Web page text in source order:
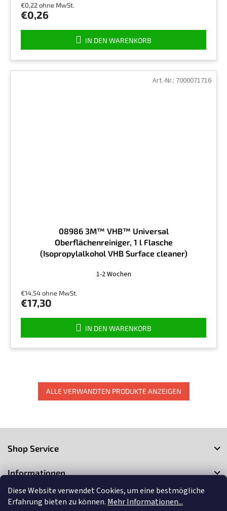
Diese Website verwendet Cookies, um eine bestmögliche
Erfahrung bieten zu können. Mehr Informationen...
von
5
Sternen.
€0,22 ohne MwSt.
€0,26
IN DEN WARENKORB
08986 3M™ VHB™ Universal
Oberflächenreiniger, 1 l Flasche
(Isopropylalkohol VHB Surface cleaner)
Die
durchschnittliche
von
5
Sternen.
1-2 Wochen
€14,54 ohne MwSt.
€17,30
IN DEN WARENKORB
Art.-Nr.: 7000071716
ALLE VERWANDTEN PRODUKTE ANZEIGEN
e
Shop Service
Informationen
Kontakt